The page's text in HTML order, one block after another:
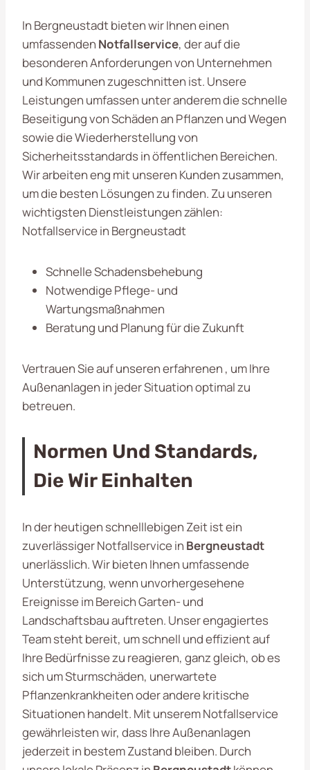
In Bergneustadt bieten wir Ihnen einen
umfassenden Notfallservice, der auf die
besonderen Anforderungen von Unternehmen
und Kommunen zugeschnitten ist. Unsere
Leistungen umfassen unter anderem die schnelle
Beseitigung von Schäden an Pflanzen und Wegen
sowie die Wiederherstellung von
Sicherheitsstandards in öffentlichen Bereichen.
Wir arbeiten eng mit unseren Kunden zusammen,
um die besten Lösungen zu finden. Zu unseren
wichtigsten Dienstleistungen zählen:
Notfallservice in Bergneustadt
Schnelle Schadensbehebung
Notwendige Pflege- und
Wartungsmaßnahmen
Beratung und Planung für die Zukunft
Vertrauen Sie auf unseren erfahrenen , um Ihre
Außenanlagen in jeder Situation optimal zu
betreuen.
Normen Und Standards,
Die Wir Einhalten
In der heutigen schnelllebigen Zeit ist ein
zuverlässiger Notfallservice in Bergneustadt
unerlässlich. Wir bieten Ihnen umfassende
Unterstützung, wenn unvorhergesehene
Ereignisse im Bereich Garten- und
Landschaftsbau auftreten. Unser engagiertes
Team steht bereit, um schnell und effizient auf
Ihre Bedürfnisse zu reagieren, ganz gleich, ob es
sich um Sturmschäden, unerwartete
Pflanzenkrankheiten oder andere kritische
Situationen handelt. Mit unserem Notfallservice
gewährleisten wir, dass Ihre Außenanlagen
jederzeit in bestem Zustand bleiben. Durch